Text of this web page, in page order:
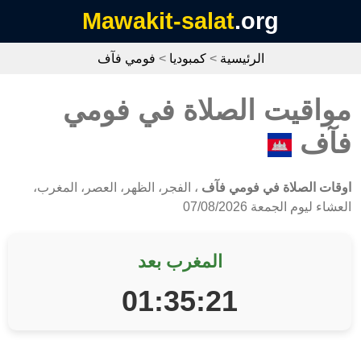
Mawakit-salat.org
الرئيسية > كمبوديا > فومي فآف
مواقيت الصلاة في فومي
فآف
اوقات الصلاة في فومي فآف ، الفجر، الظهر، العصر، المغرب،
العشاء ليوم الجمعة 07/08/2026
المغرب بعد
01:35:21